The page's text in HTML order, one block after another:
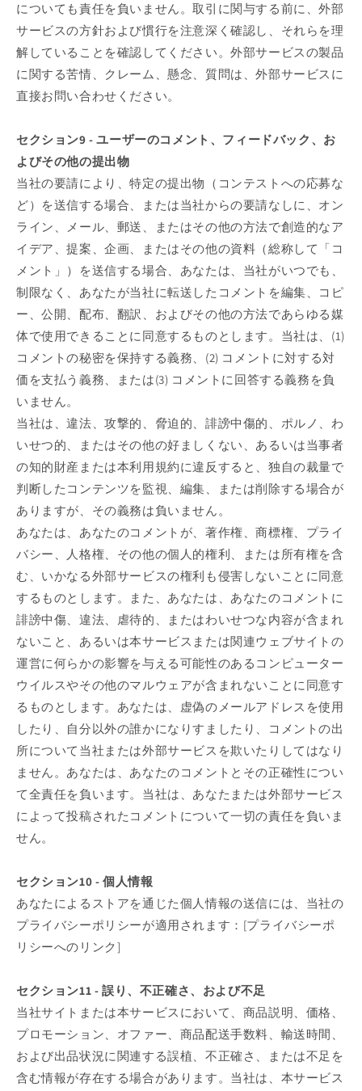
についても責任を負いません。取引に関与する前に、外部
サービスの方針および慣行を注意深く確認し、それらを理
解していることを確認してください。外部サービスの製品
に関する苦情、クレーム、懸念、質問は、外部サービスに
直接お問い合わせください。
セクション9 - ユーザーのコメント、フィードバック、お
よびその他の提出物
当社の要請により、特定の提出物（コンテストへの応募な
ど）を送信する場合、または当社からの要請なしに、オン
ライン、メール、郵送、またはその他の方法で創造的なア
イデア、提案、企画、またはその他の資料（総称して「コ
メント」）を送信する場合、あなたは、当社がいつでも、
制限なく、あなたが当社に転送したコメントを編集、コピ
ー、公開、配布、翻訳、およびその他の方法であらゆる媒
体で使用できることに同意するものとします。当社は、(1)
コメントの秘密を保持する義務、(2) コメントに対する対
価を支払う義務、または(3) コメントに回答する義務を負
いません。
当社は、違法、攻撃的、脅迫的、誹謗中傷的、ポルノ、わ
いせつ的、またはその他の好ましくない、あるいは当事者
の知的財産または本利用規約に違反すると、独自の裁量で
判断したコンテンツを監視、編集、または削除する場合が
ありますが、その義務は負いません。
あなたは、あなたのコメントが、著作権、商標権、プライ
バシー、人格権、その他の個人的権利、または所有権を含
む、いかなる外部サービスの権利も侵害しないことに同意
するものとします。また、あなたは、あなたのコメントに
誹謗中傷、違法、虐待的、またはわいせつな内容が含まれ
ないこと、あるいは本サービスまたは関連ウェブサイトの
運営に何らかの影響を与える可能性のあるコンピューター
ウイルスやその他のマルウェアが含まれないことに同意す
るものとします。あなたは、虚偽のメールアドレスを使用
したり、自分以外の誰かになりすましたり、コメントの出
所について当社または外部サービスを欺いたりしてはなり
ません。あなたは、あなたのコメントとその正確性につい
て全責任を負います。当社は、あなたまたは外部サービス
によって投稿されたコメントについて一切の責任を負いま
せん。
セクション10 - 個人情報
あなたによるストアを通じた個人情報の送信には、当社の
プライバシーポリシーが適用されます：[プライバシーポ
リシーへのリンク]
セクション11 - 誤り、不正確さ、および不足
当社サイトまたは本サービスにおいて、商品説明、価格、
プロモーション、オファー、商品配送手数料、輸送時間、
および出品状況に関連する誤植、不正確さ、または不足を
含む情報が存在する場合があります。当社は、本サービス